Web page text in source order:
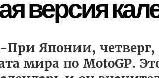
версия
Японии,
мира по MotoGP.